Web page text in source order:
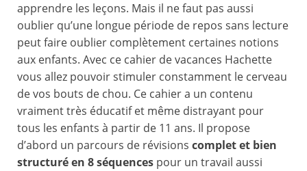
apprendre les leçons. Mais il ne faut pas aussi
oublier qu’une longue période de repos sans lecture
peut faire oublier complètement certaines notions
aux enfants. Avec ce cahier de vacances Hachette
vous allez pouvoir stimuler constamment le cerveau
de vos bouts de chou. Ce cahier a un contenu
vraiment très éducatif et même distrayant pour
tous les enfants à partir de 11 ans. Il propose
d’abord un parcours de révisions complet et bien
structuré en 8 séquences pour un travail aussi